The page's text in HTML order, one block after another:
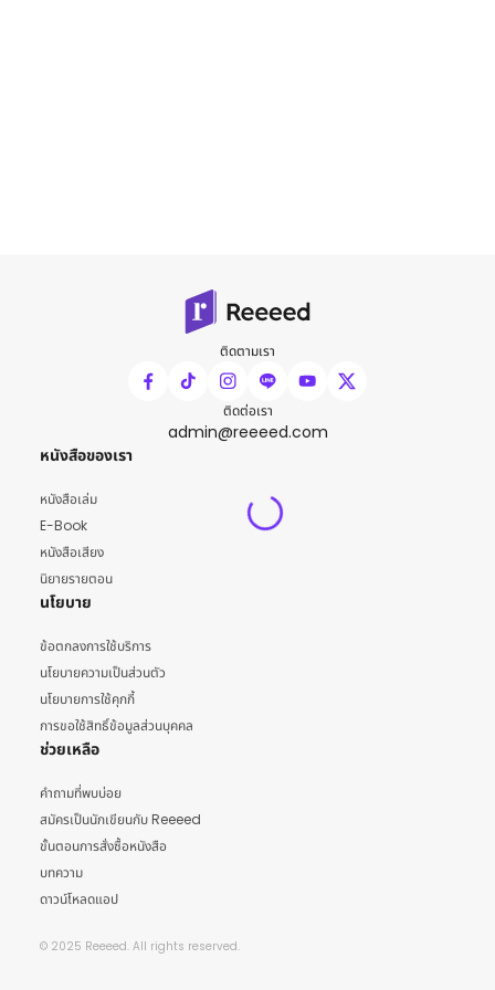
ติดตามเรา
ติดต่อเรา
admin@reeeed.com
หนังสือของเรา
หนังสือเล่ม
E-Book
หนังสือเสียง
นิยายรายตอน
นโยบาย
ข้อตกลงการใช้บริการ
นโยบายความเป็นส่วนตัว
นโยบายการใช้คุกกี้
การขอใช้สิทธิ์ข้อมูลส่วนบุคคล
ช่วยเหลือ
คำถามที่พบบ่อย
สมัครเป็นนักเขียนกับ Reeeed
ขั้นตอนการสั่งซื้อหนังสือ
บทความ
ดาวน์โหลดแอป
© 2025 Reeeed. All rights reserved.